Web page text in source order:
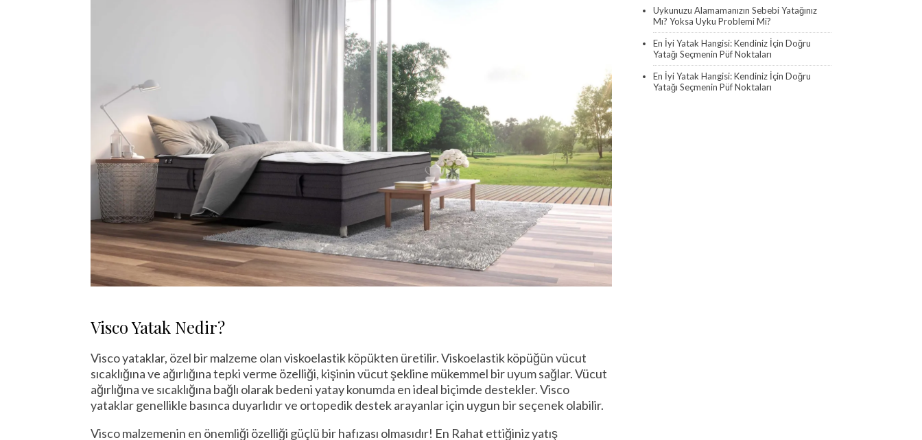
Visco Yatak Nedir?
Visco yataklar, özel bir malzeme olan viskoelastik köpükten üretilir. Viskoelastik köpüğün vücut
sıcaklığına ve ağırlığına tepki verme özelliği, kişinin vücut şekline mükemmel bir uyum sağlar. Vücut
ağırlığına ve sıcaklığına bağlı olarak bedeni yatay konumda en ideal biçimde destekler. Visco
yataklar genellikle basınca duyarlıdır ve ortopedik destek arayanlar için uygun bir seçenek olabilir.
Visco malzemenin en önemliği özelliği güçlü bir hafızası olmasıdır! En Rahat ettiğiniz yatış
Uykunuzu Alamamanızın Sebebi Yatağınız
Mı? Yoksa Uyku Problemi Mi?
En İyi Yatak Hangisi: Kendiniz İçin Doğru
Yatağı Seçmenin Püf Noktaları
En İyi Yatak Hangisi: Kendiniz İçin Doğru
Yatağı Seçmenin Püf Noktaları